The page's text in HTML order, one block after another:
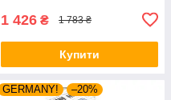
1 426 ₴ 1 783 ₴
Купити
GERMANY! –20%